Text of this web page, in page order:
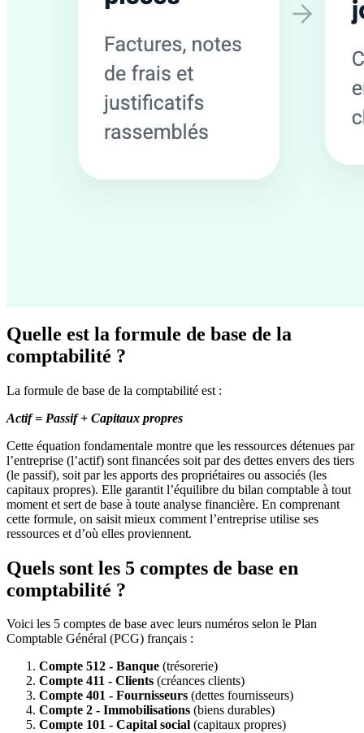
Quelle est la formule de base de la
comptabilité ?
La formule de base de la comptabilité est :
Actif = Passif + Capitaux propres
Cette équation fondamentale montre que les ressources détenues par
l’entreprise (l’actif) sont financées soit par des dettes envers des tiers
(le passif), soit par les apports des propriétaires ou associés (les
capitaux propres). Elle garantit l’équilibre du bilan comptable à tout
moment et sert de base à toute analyse financière. En comprenant
cette formule, on saisit mieux comment l’entreprise utilise ses
ressources et d’où elles proviennent.
Quels sont les 5 comptes de base en
comptabilité ?
Voici les 5 comptes de base avec leurs numéros selon le Plan
Comptable Général (PCG) français :
Compte 512 - Banque (trésorerie)
Compte 411 - Clients (créances clients)
Compte 401 - Fournisseurs (dettes fournisseurs)
Compte 2 - Immobilisations (biens durables)
Compte 101 - Capital social (capitaux propres)